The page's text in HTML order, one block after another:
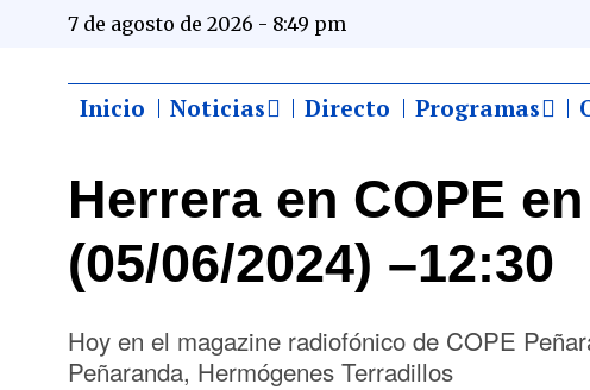
7 de agosto de 2026 - 8:49 pm
Inicio Noticias Directo Programas
Herrera en COPE
(05/06/2024) –12:30
Hoy en el magazine radiofónico de COPE
Peñaranda, Hermógenes Terradillos